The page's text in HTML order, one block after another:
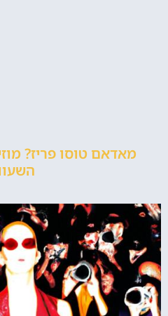
מאדאם טוסו פריז?